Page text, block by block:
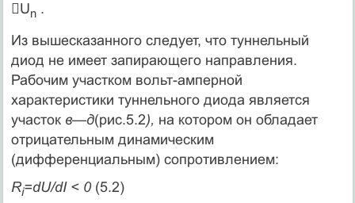
Un.
Из вышесказанного следует, что туннельный
диод не имеет запирающего направления.
Рабочим участком вольт-амперной
характеристики туннельного диода является
участок в—д(рис.5.2), на котором он обладает
отрицательным динамическим
(дифференциальным) сопротивлением:
Ri=dU/dI < 0 (5.2)